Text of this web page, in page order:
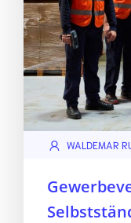
WALDEMAR